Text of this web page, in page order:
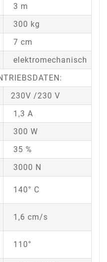
3 m
300 kg
7 cm
elektromechanisch
230V /230 V
1,3 A
300 W
35 %
3000 N
140° C
1,6 cm/s
110°